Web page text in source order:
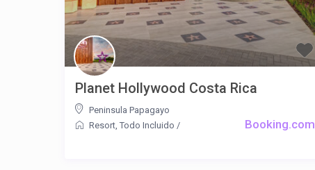
Booking.com
Planet Hollywood Costa Rica
Peninsula Papagayo
Resort, Todo Incluido /